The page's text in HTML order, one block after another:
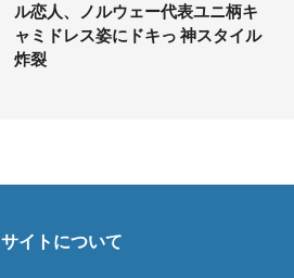
ル恋人、ノルウェー代表ユニ柄キ
ャミドレス姿にドキっ 神スタイル
炸裂
サイトについて